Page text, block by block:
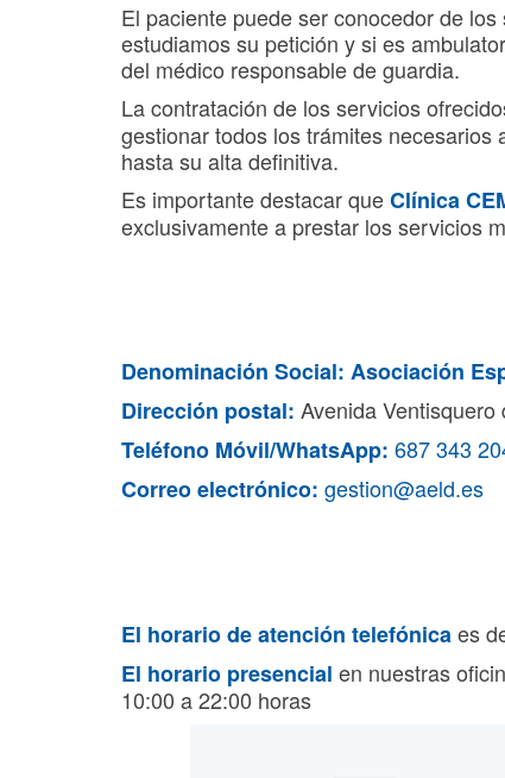
El paciente puede ser conocedor de
estudiamos su petición y si es
del médico responsable de guardia.
La contratación de los servicios
gestionar todos los trámites
hasta su alta definitiva.
Es importante destacar queClínica
exclusivamente a prestar los servicios
Denominación Social: Asociación
Dirección postal: Avenida
Teléfono Móvil/WhatsApp: 687 343
Correo electrónico: gestion@aeld.es
El horario de atención telefónicaes
El horario presencial en nuestras
10:00 a 22:00 horas